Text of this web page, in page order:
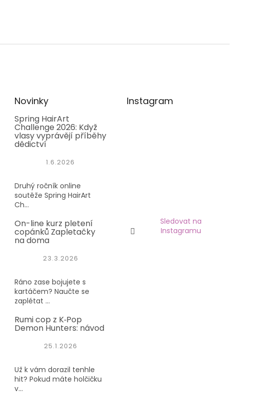
Novinky
Spring HairArt
Challenge 2026: Když
vlasy vyprávějí příběhy
dědictví
1.6.2026
Druhý ročník online
soutěže Spring HairArt
Ch...
On-line kurz pletení
copánků Zapletačky
na doma
23.3.2026
Ráno zase bojujete s
kartáčem? Naučte se
zaplétat ...
Rumi cop z K‑Pop
Demon Hunters: návod
25.1.2026
Už k vám dorazil tenhle
hit? Pokud máte holčičku
v...
Instagram
Sledovat na
Instagramu